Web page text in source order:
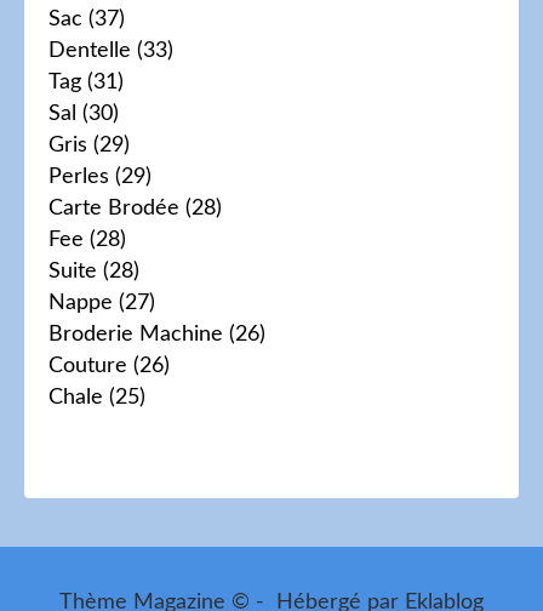
Sac (37)
Dentelle (33)
Tag (31)
Sal (30)
Gris (29)
Perles (29)
Carte Brodée (28)
Fee (28)
Suite (28)
Nappe (27)
Broderie Machine (26)
Couture (26)
Chale (25)
Thème Magazine © - Hébergé par Eklablog